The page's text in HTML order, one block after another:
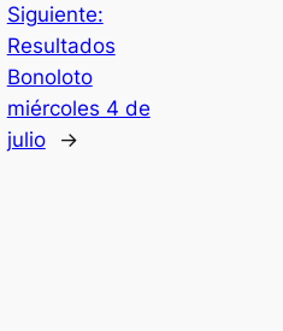
Siguiente:
Resultados
Bonoloto
miércoles 4 de
julio
→